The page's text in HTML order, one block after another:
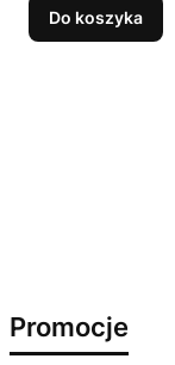
Do koszyka
Promocje